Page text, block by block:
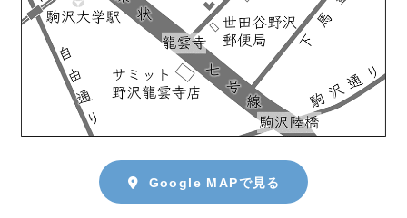
Google MAPで見る